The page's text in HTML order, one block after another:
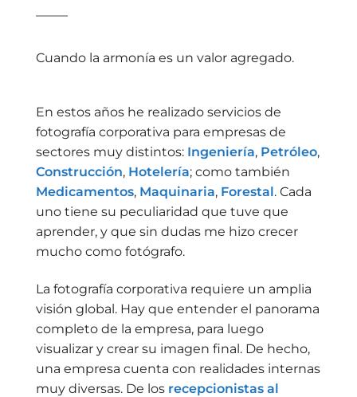
Cuando la armonía es un valor agregado.
En estos años he realizado servicios de
fotografía corporativa para empresas de
sectores muy distintos: Ingeniería, Petróleo,
Construcción, Hotelería; como también
Medicamentos, Maquinaria, Forestal. Cada
uno tiene su peculiaridad que tuve que
aprender, y que sin dudas me hizo crecer
mucho como fotógrafo.
La fotografía corporativa requiere un amplia
visión global. Hay que entender el panorama
completo de la empresa, para luego
visualizar y crear su imagen final. De hecho,
una empresa cuenta con realidades internas
muy diversas. De los recepcionistas al